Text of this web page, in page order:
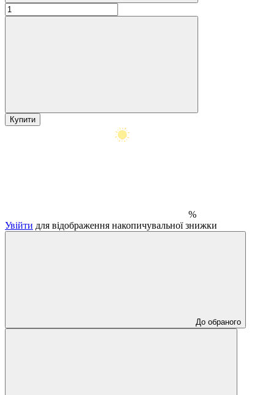
Купити
%
Увійти для відображення накопичувальної знижки
До обраного